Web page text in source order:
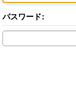
パスワード: